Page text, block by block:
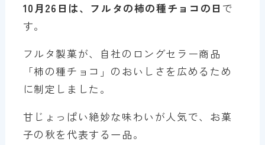
10月26日は、フルタの柿の種チョコの日 で
す。
フルタ製菓が、自社のロングセラー商品
「柿の種チョコ」のおいしさを広めるため
に制定しました。
甘じょっぱい絶妙な味わいが人気で、お菓
子の秋を代表する一品。